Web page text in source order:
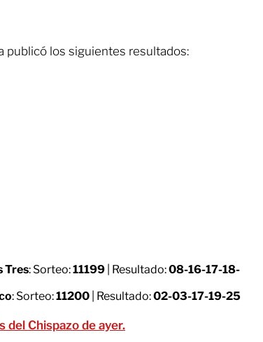
publicó los siguientes resultados:
Tres: Sorteo:11199 | Resultado:08-16-17-18-
: Sorteo:11200 | Resultado:02-03-17-19-25
del Chispazo de ayer.